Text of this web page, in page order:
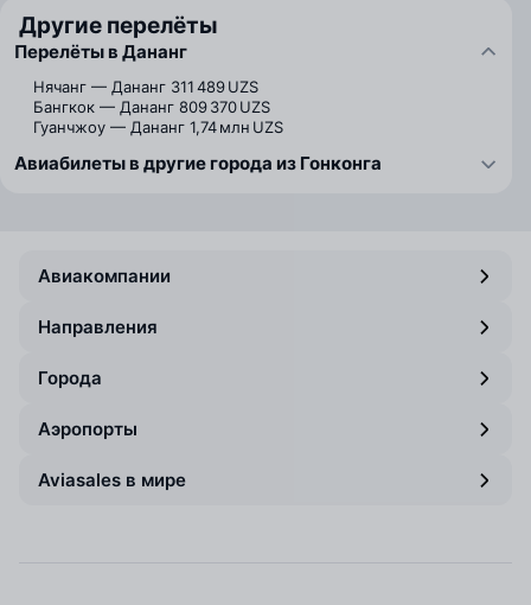
Другие перелёты
Перелёты в Дананг
Нячанг — Дананг 311 489 UZS
Бангкок — Дананг 809 370 UZS
Гуанчжоу — Дананг 1,74 млн UZS
Авиабилеты в другие города из Гонконга
Авиакомпании
Направления
Города
Аэропорты
Aviasales в мире